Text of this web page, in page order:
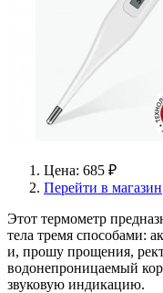
Цена: 685 ₽
Перейти в магазин
Этот термометр
тела тремя способами:
и, прошу прощения,
водонепроницаемый
звуковую индикацию.